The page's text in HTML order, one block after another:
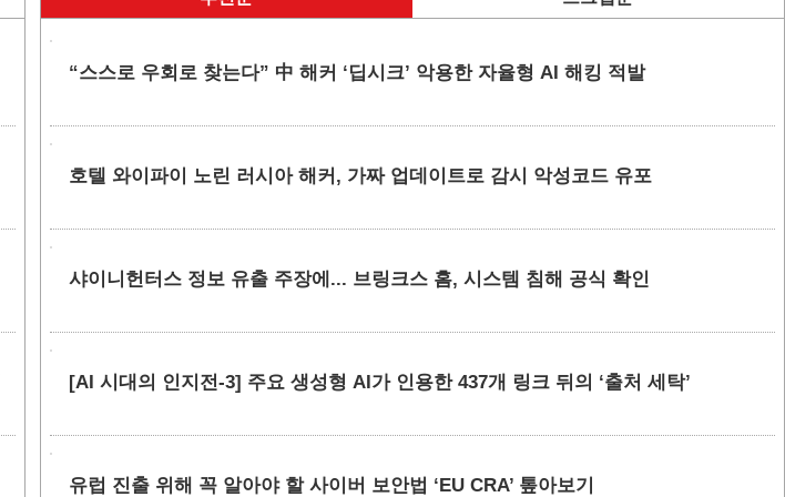
“스스로 우회로 찾는다” 中 해커 ‘딥시크’ 악용한 자율형 AI 해킹 적발
호텔 와이파이 노린 러시아 해커, 가짜 업데이트로 감시 악성코드 유포
샤이니헌터스 정보 유출 주장에... 브링크스 홈, 시스템 침해 공식 확인
[AI 시대의 인지전-3] 주요 생성형 AI가 인용한 437개 링크 뒤의 ‘출처 세탁’
유럽 진출 위해 꼭 알아야 할 사이버 보안법 ‘EU CRA’ 톺아보기